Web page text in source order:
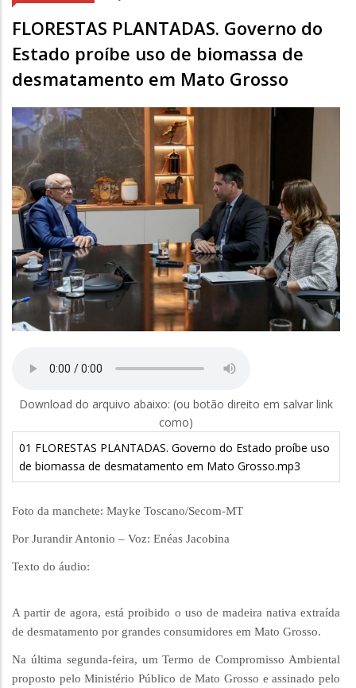
FLORESTAS PLANTADAS. Governo do
Estado proíbe uso de biomassa de
desmatamento em Mato Grosso
Download do arquivo abaixo: (ou botão direito em salvar link
como)
01 FLORESTAS PLANTADAS. Governo do Estado proíbe uso
de biomassa de desmatamento em Mato Grosso.mp3
Foto da manchete: Mayke Toscano/Secom-MT
Por Jurandir Antonio – Voz: Enéas Jacobina
Texto do áudio:
A partir de agora, está proibido o uso de madeira nativa extraída
de desmatamento por grandes consumidores em Mato Grosso.
Na última segunda-feira, um Termo de Compromisso Ambiental
proposto pelo Ministério Público de Mato Grosso e assinado pelo